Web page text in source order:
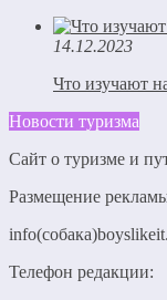
14.12.2023
Что изучают
Новости туризма
Сайт о туризме и
Размещение
Телефон редакции: